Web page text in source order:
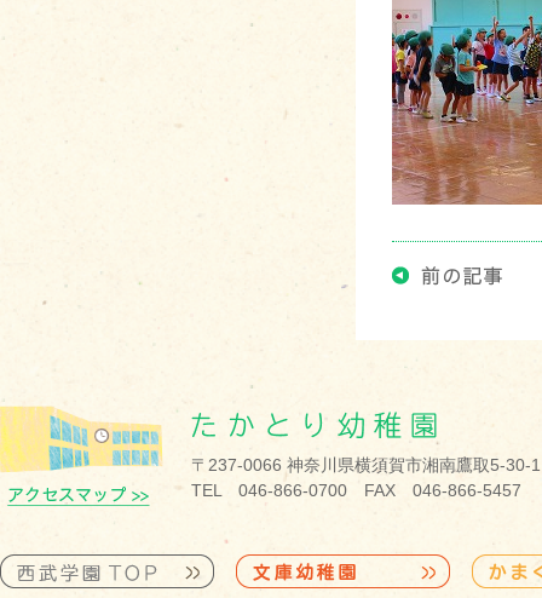
〒237-0066 神奈川県横須賀市湘南鷹取5-30-1
TEL 046-866-0700 FAX 046-866-5457